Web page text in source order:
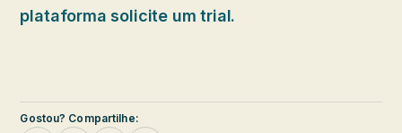
plataforma solicite um trial.
Gostou? Compartilhe: